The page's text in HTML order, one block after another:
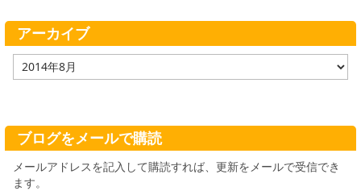
ー
アーカイブ
ア
ー
ブ
ブログをメールで購読
メールアドレスを記入して購読すれば、更新をメールで受信でき
ます。